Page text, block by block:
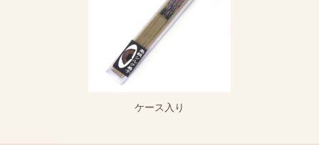
ケース入り